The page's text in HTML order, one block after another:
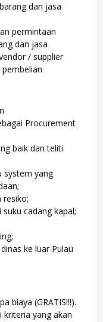
dan jasa
permintaan
dan jasa
/ supplier
Procurement
baik dan teliti
system yang
cadang kapal;
ke luar Pulau
biaya (GRATIS!!!).
kriteria yang akan